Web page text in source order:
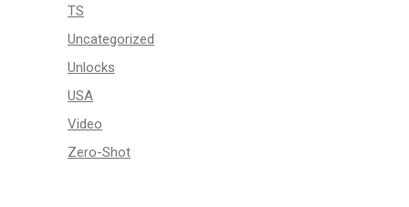
TS
Uncategorized
Unlocks
USA
Video
Zero-Shot